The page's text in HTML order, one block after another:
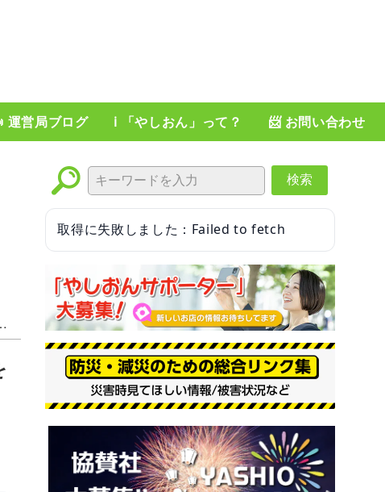
運営局ブログ ℹ️ 「やしおん」って？ 📨 お問い合わせ
検索
取得に失敗しました：Failed to fetch